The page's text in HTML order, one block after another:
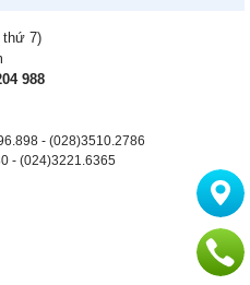
thứ 7)
988
- (028)3510.2786
- (024)3221.6365